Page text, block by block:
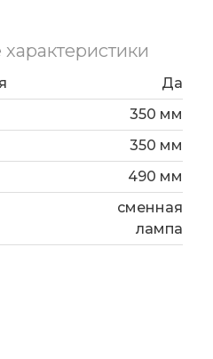
Да
350 мм
350 мм
490 мм
сменная
лампа